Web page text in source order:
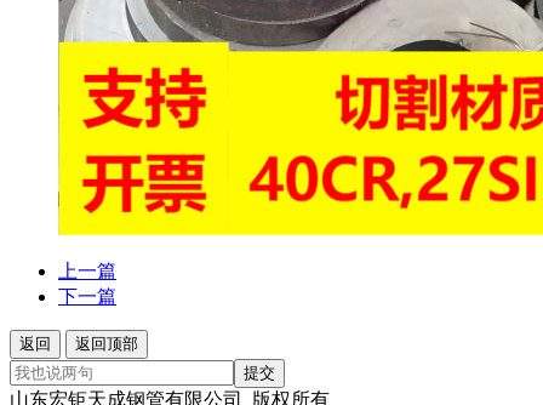
上一篇
下一篇
返回
返回顶部
提交
山东宏钜天成钢管有限公司 版权所有